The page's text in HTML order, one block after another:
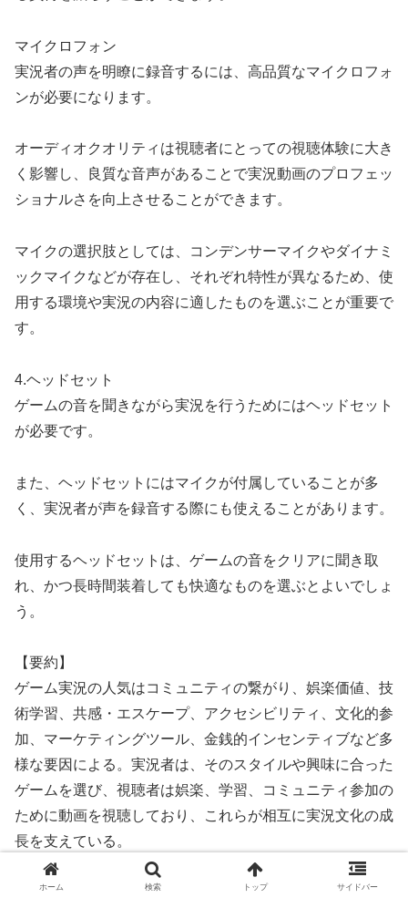
マイクロフォン
実況者の声を明瞭に録音するには、高品質なマイクロフォ
ンが必要になります。
オーディオクオリティは視聴者にとっての視聴体験に大き
く影響し、良質な音声があることで実況動画のプロフェッ
ショナルさを向上させることができます。
マイクの選択肢としては、コンデンサーマイクやダイナミ
ックマイクなどが存在し、それぞれ特性が異なるため、使
用する環境や実況の内容に適したものを選ぶことが重要で
す。
4.ヘッドセット
ゲームの音を聞きながら実況を行うためにはヘッドセット
が必要です。
また、ヘッドセットにはマイクが付属していることが多
く、実況者が声を録音する際にも使えることがあります。
使用するヘッドセットは、ゲームの音をクリアに聞き取
れ、かつ長時間装着しても快適なものを選ぶとよいでしょ
う。
【要約】
ゲーム実況の人気はコミュニティの繋がり、娯楽価値、技
術学習、共感・エスケープ、アクセシビリティ、文化的参
加、マーケティングツール、金銭的インセンティブなど多
様な要因による。実況者は、そのスタイルや興味に合った
ゲームを選び、視聴者は娯楽、学習、コミュニティ参加の
ために動画を視聴しており、これらが相互に実況文化の成
長を支えている。
ホーム 検索 トップ サイドバー